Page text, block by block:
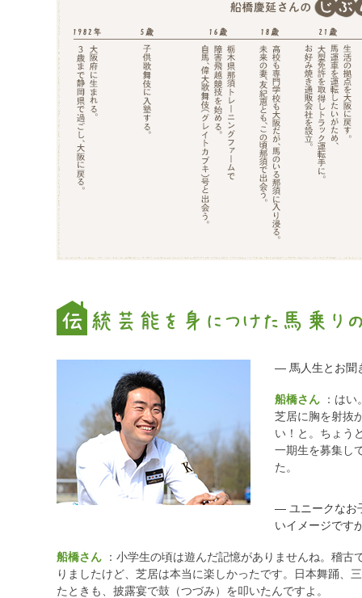
― 馬人生とお聞
船橋さん ：は
芝居に胸を射抜
い！と。ちょう
一期生を募集し
た。
― ユニークなお
いイメージです
船橋さん ：小学生の頃は遊んだ記憶がありませんね。稽
りましたけど、芝居は本当に楽しかったです。日本舞踊、
たときも、披露宴で鼓（つづみ）を叩いたんですよ。